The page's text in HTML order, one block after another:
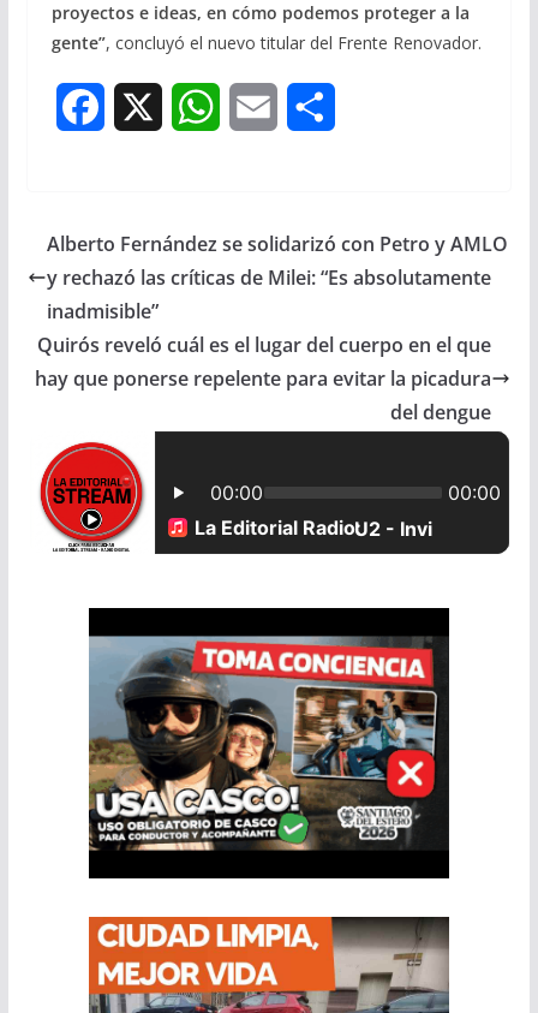
proyectos e ideas, en cómo podemos proteger a la
gente”, concluyó el nuevo titular del Frente Renovador.
e
b
o
o
k
W
t
A
i
r
Alberto Fernández se solidarizó con Petro y AMLO
y rechazó las críticas de Milei: “Es absolutamente
inadmisible”
Quirós reveló cuál es el lugar del cuerpo en el que
hay que ponerse repelente para evitar la picadura
del dengue